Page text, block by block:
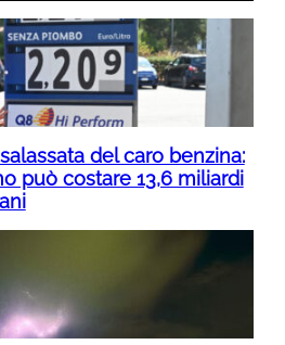
del caro benzina:
può costare 13,6 miliardi